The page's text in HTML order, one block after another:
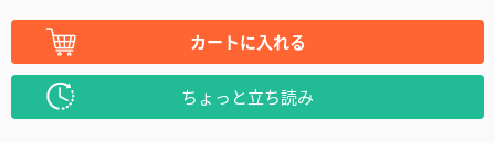
カートに入れる
ちょっと立ち読み